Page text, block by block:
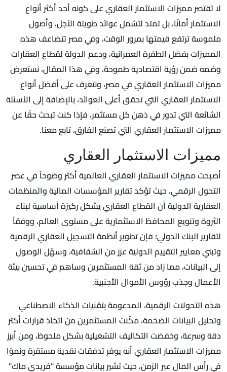
لا تقتصر مميزات الاستثمار العقاري على كونه أحد أكثر أنواع
الاستثمار أمانًا، بل تمتد لتشمل عوائد طويلة الأجل، وأصول
ملموسة ترتفع قيمتها بمرور الوقت، وفي مصر تتضاعف هذه
المميزات بفضل الطفرة العمرانية، ودعم الدولة لقطاع العقارات
وضمه ضمن رؤية اقتصادية طموحة، وفي هذا المقال، نستعرض
مميزات الاستثمار العقاري في مصر، ونتعرف على أفضل أنواع
الاستثمار العقاري التي تحقق أعلى العوائد، بالإضافة إلى الأسئلة
الشائعة التي تدور في ذهن كل مستثمر، فإذا كنت تبحث حقًا عن
مميزات الاستثمار العقاري التي تصنع الفارق، تابع معنا.
مميزات الاستثمار العقاري
أصبحت مميزات الاستثمار العقاري العالمية أكثر وضوحاً في عصر
التحول الرقمي، حيث تؤكد تقارير المؤسسات المالية والمنظمات
العقارية الدولية أن القطاع العقاري يشكل ركيزة أساسية لبناء
الثروة وتنويع المحافظ الاستثمارية على مستوى العالم، ووفقاً
لتقارير البنك الدولي؛ فإن تطوير أنظمة التسجيل العقاري الرقمية
وتبني معايير التقييم الدولية عزز من الشفافية، وسهّل الوصول
إلى البيانات، مما زاد من ثقة المستثمرين وساهم في تحسين بيئة
الأعمال وجذب رؤوس الأموال الأجنبية.
هذه التحولات الرقمية، المدعومة بتقنيات الذكاء الاصطناعي
وتحليل البيانات الضخمة، مكّنت المستثمرين من اتخاذ قرارات أكثر
دقة وسرعة، وخفضت التكاليف التشغيلية بشكل ملحوظ، ومن أبرز
مميزات الاستثمار العقاري أنه يوفر تدفقات نقدية مستقرة ونموًا
في رأس المال عبر الزمن، حيث تشير بيانات مؤسسة "فريدي ماك"